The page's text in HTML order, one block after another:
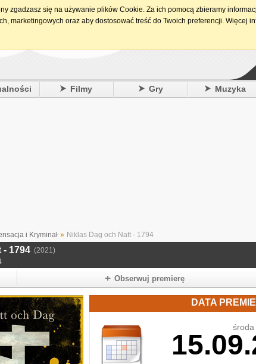
Filmy Gry Muzyka
i Kryminał » Niklas Dag och Natt - 1794
- 1794 (2021)
Obserwuj premierę
DATA
środa
zgadzasz się na używanie plików Cookie. Za ich pomocą zbieramy
marketingowych oraz aby dostosować treść do Twoich preferencji. Więcej